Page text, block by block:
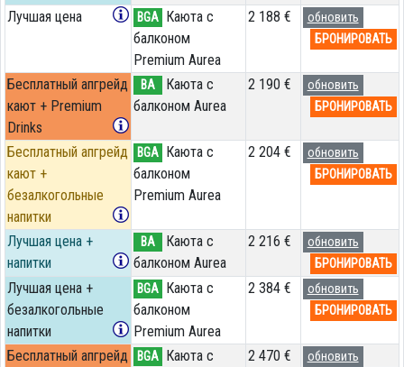
Лучшая цена
BGA Каюта с
балконом
Premium Aurea
2 188 €
обновить
БРОНИРОВАТЬ
Бесплатный апгрейд
кают + Premium
Drinks
BA
Каюта с
балконом Aurea
2 190 €
обновить
БРОНИРОВАТЬ
Бесплатный апгрейд
кают +
безалкогольные
напитки
BGA Каюта с
балконом
Premium Aurea
2 204 €
обновить
БРОНИРОВАТЬ
Лучшая цена +
напитки
BA
Каюта с
балконом Aurea
2 216 €
обновить
БРОНИРОВАТЬ
Лучшая цена +
безалкогольные
напитки
BGA Каюта с
балконом
Premium Aurea
2 384 €
обновить
БРОНИРОВАТЬ
Бесплатный апгрейд
BGA Каюта с
2 470 €
обновить